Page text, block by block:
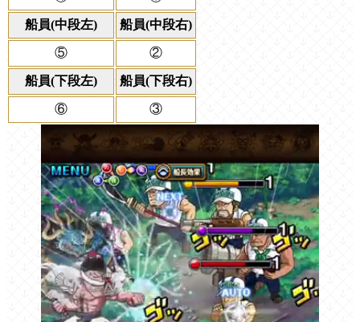
船員(中段左) 船員(中段右)
⑤ ②
船員(下段左) 船員(下段右)
⑥ ③